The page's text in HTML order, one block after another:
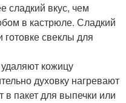
сладкий вкус, чем
в кастрюле. Сладкий
готовке свеклы для
кожицу
духовку нагревают
пакет для выпечки или